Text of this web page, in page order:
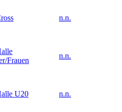
n.n.
Frauen
n.n.
U20 n.n.